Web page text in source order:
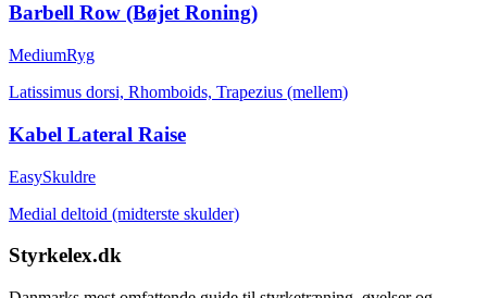
Barbell Row (Bøjet Roning)
MediumRyg
Latissimus dorsi, Rhomboids, Trapezius (mellem)
Kabel Lateral Raise
EasySkuldre
Medial deltoid (midterste skulder)
Styrkelex.dk